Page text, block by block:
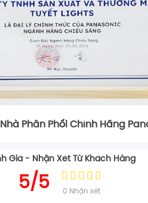
Phân Phối Chính Hãng
Giá - Nhận Xét Từ Khách Hàng
5/5 0 Nhận xét